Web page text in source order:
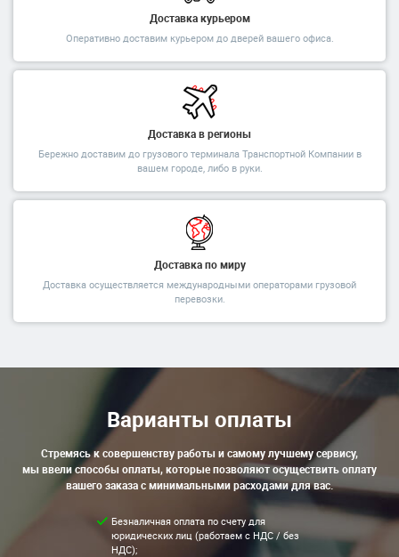
Доставка курьером
Оперативно доставим курьером до дверей вашего офиса.
Доставка в регионы
Бережно доставим до грузового терминала Транспортной Компании в
вашем городе, либо в руки.
Доставка по миру
Доставка осуществляется международными операторами грузовой
перевозки.
Варианты оплаты
Стремясь к совершенству работы и самому лучшему сервису,
мы ввели способы оплаты, которые позволяют осуществить оплату
вашего заказа с минимальными расходами для вас.
Безналичная оплата по счету для
юридических лиц (работаем с НДС / без
НДС);